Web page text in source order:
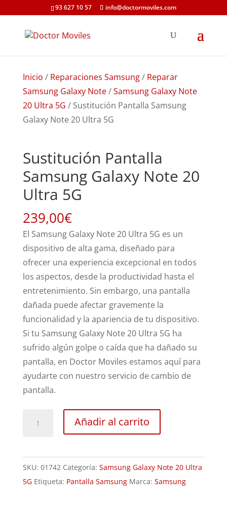
93 627 10 57 info@doctormoviles.com
Inicio / Reparaciones Samsung/ Reparar
Samsung Galaxy Note/Samsung Galaxy Note
20 Ultra 5G / Sustitución Pantalla Samsung
Galaxy Note 20 Ultra 5G
Sustitución Pantalla
Samsung Galaxy Note 20
Ultra 5G
239,00€
El Samsung Galaxy Note 20 Ultra 5G es un
dispositivo de alta gama, diseñado para
ofrecer una experiencia excepcional en todos
los aspectos, desde la productividad hasta el
entretenimiento. Sin embargo, una pantalla
dañada puede afectar gravemente la
funcionalidad y la apariencia de tu dispositivo.
Si tu Samsung Galaxy Note 20 Ultra 5G ha
sufrido algún golpe o caída que ha dañado su
pantalla, en Doctor Moviles estamos aquí para
ayudarte con nuestro servicio de cambio de
pantalla.
Galaxy
Note
20
Añadir al carrito
SKU: 01742 Categoría: Samsung Galaxy Note 20 Ultra
5G Etiqueta: Pantalla Samsung Marca: Samsung